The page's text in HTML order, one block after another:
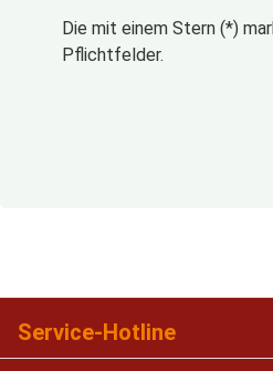
Die mit einem Stern (*)
Pflichtfelder.
Service-Hotline